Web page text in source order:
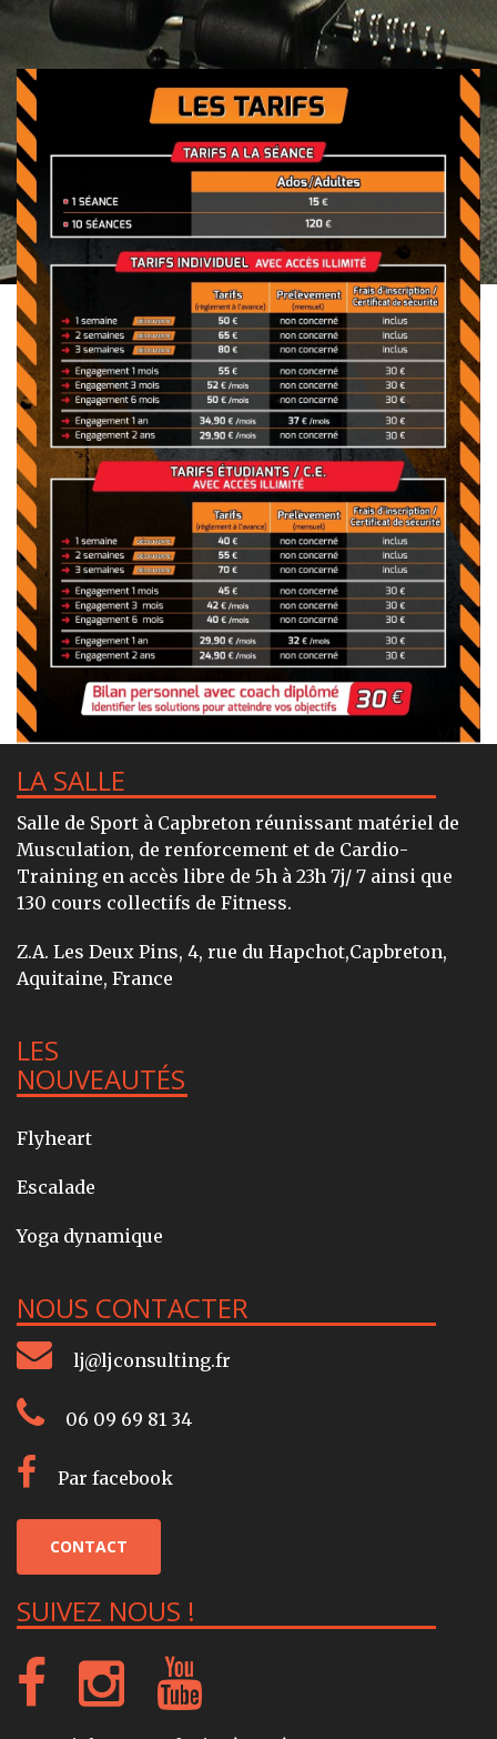
LA SALLE
Salle de Sport à Capbreton réunissant matériel de
Musculation, de renforcement et de Cardio-
Training en accès libre de 5h à 23h 7j/ 7 ainsi que
130 cours collectifs de Fitness.
Z.A. Les Deux Pins, 4, rue du Hapchot,Capbreton,
Aquitaine, France
LES
NOUVEAUTÉS
Flyheart
Escalade
Yoga dynamique
NOUS CONTACTER
lj@ljconsulting.fr
06 09 69 81 34
Par facebook
CONTACT
SUIVEZ NOUS !